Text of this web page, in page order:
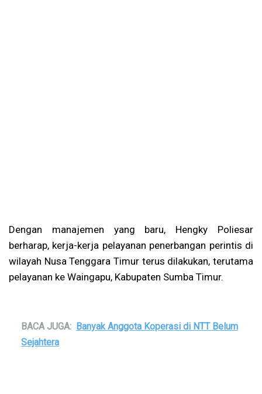
Dengan manajemen yang baru, Hengky Poliesar
berharap, kerja-kerja pelayanan penerbangan perintis di
wilayah Nusa Tenggara Timur terus dilakukan, terutama
pelayanan ke Waingapu, Kabupaten Sumba Timur.
BACA JUGA: Banyak Anggota Koperasi di NTT Belum
Sejahtera